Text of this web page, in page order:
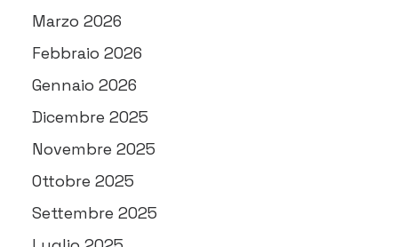
Marzo 2026
Febbraio 2026
Gennaio 2026
Dicembre 2025
Novembre 2025
Ottobre 2025
Settembre 2025